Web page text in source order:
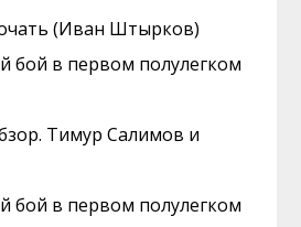
(Иван Штырков)
бой в первом полулегком
Тимур Салимов и
бой в первом полулегком